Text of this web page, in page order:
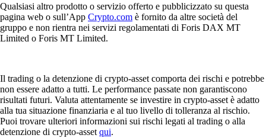
Qualsiasi altro prodotto o servizio offerto e pubblicizzato su questa
pagina web o sull’App Crypto.com è fornito da altre società del
gruppo e non rientra nei servizi regolamentati di Foris DAX MT
Limited o Foris MT Limited.
Il trading o la detenzione di crypto-asset comporta dei rischi e potrebbe
non essere adatto a tutti. Le performance passate non garantiscono
risultati futuri. Valuta attentamente se investire in crypto-asset è adatto
alla tua situazione finanziaria e al tuo livello di tolleranza al rischio.
Puoi trovare ulteriori informazioni sui rischi legati al trading o alla
detenzione di crypto-asset qui.